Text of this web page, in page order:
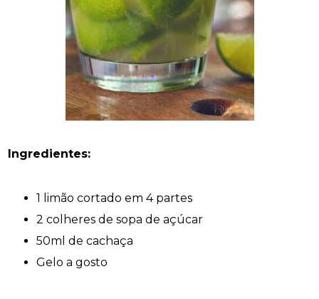
Ingredientes:
1 limão cortado em 4 partes
2 colheres de sopa de açúcar
50ml de cachaça
Gelo a gosto